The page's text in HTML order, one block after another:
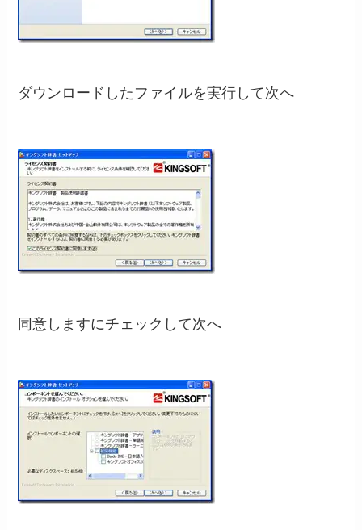
ダウンロードしたファイルを実行して次へ
同意しますにチェックして次へ